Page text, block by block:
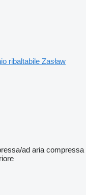
ribaltabile Zasław
ad aria compressa